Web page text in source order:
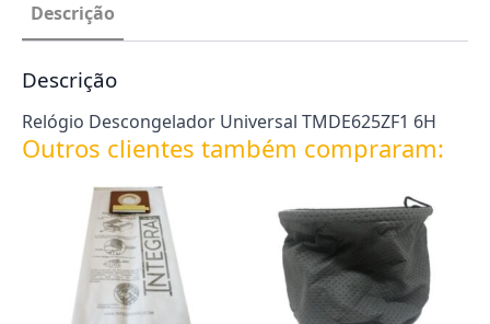
Descrição
Descrição
Relógio Descongelador Universal TMDE625ZF1 6H
Outros clientes também compraram: